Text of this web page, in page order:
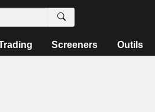
Screeners Outils